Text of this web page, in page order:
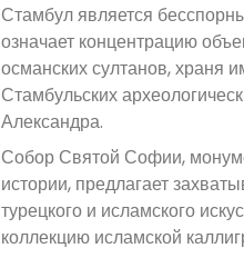
Стамбул является
означает концентрацию
османских султанов, храня
Стамбульских
Александра.
Собор Святой Софии,
истории, предлагает
турецкого и исламского
коллекцию исламской